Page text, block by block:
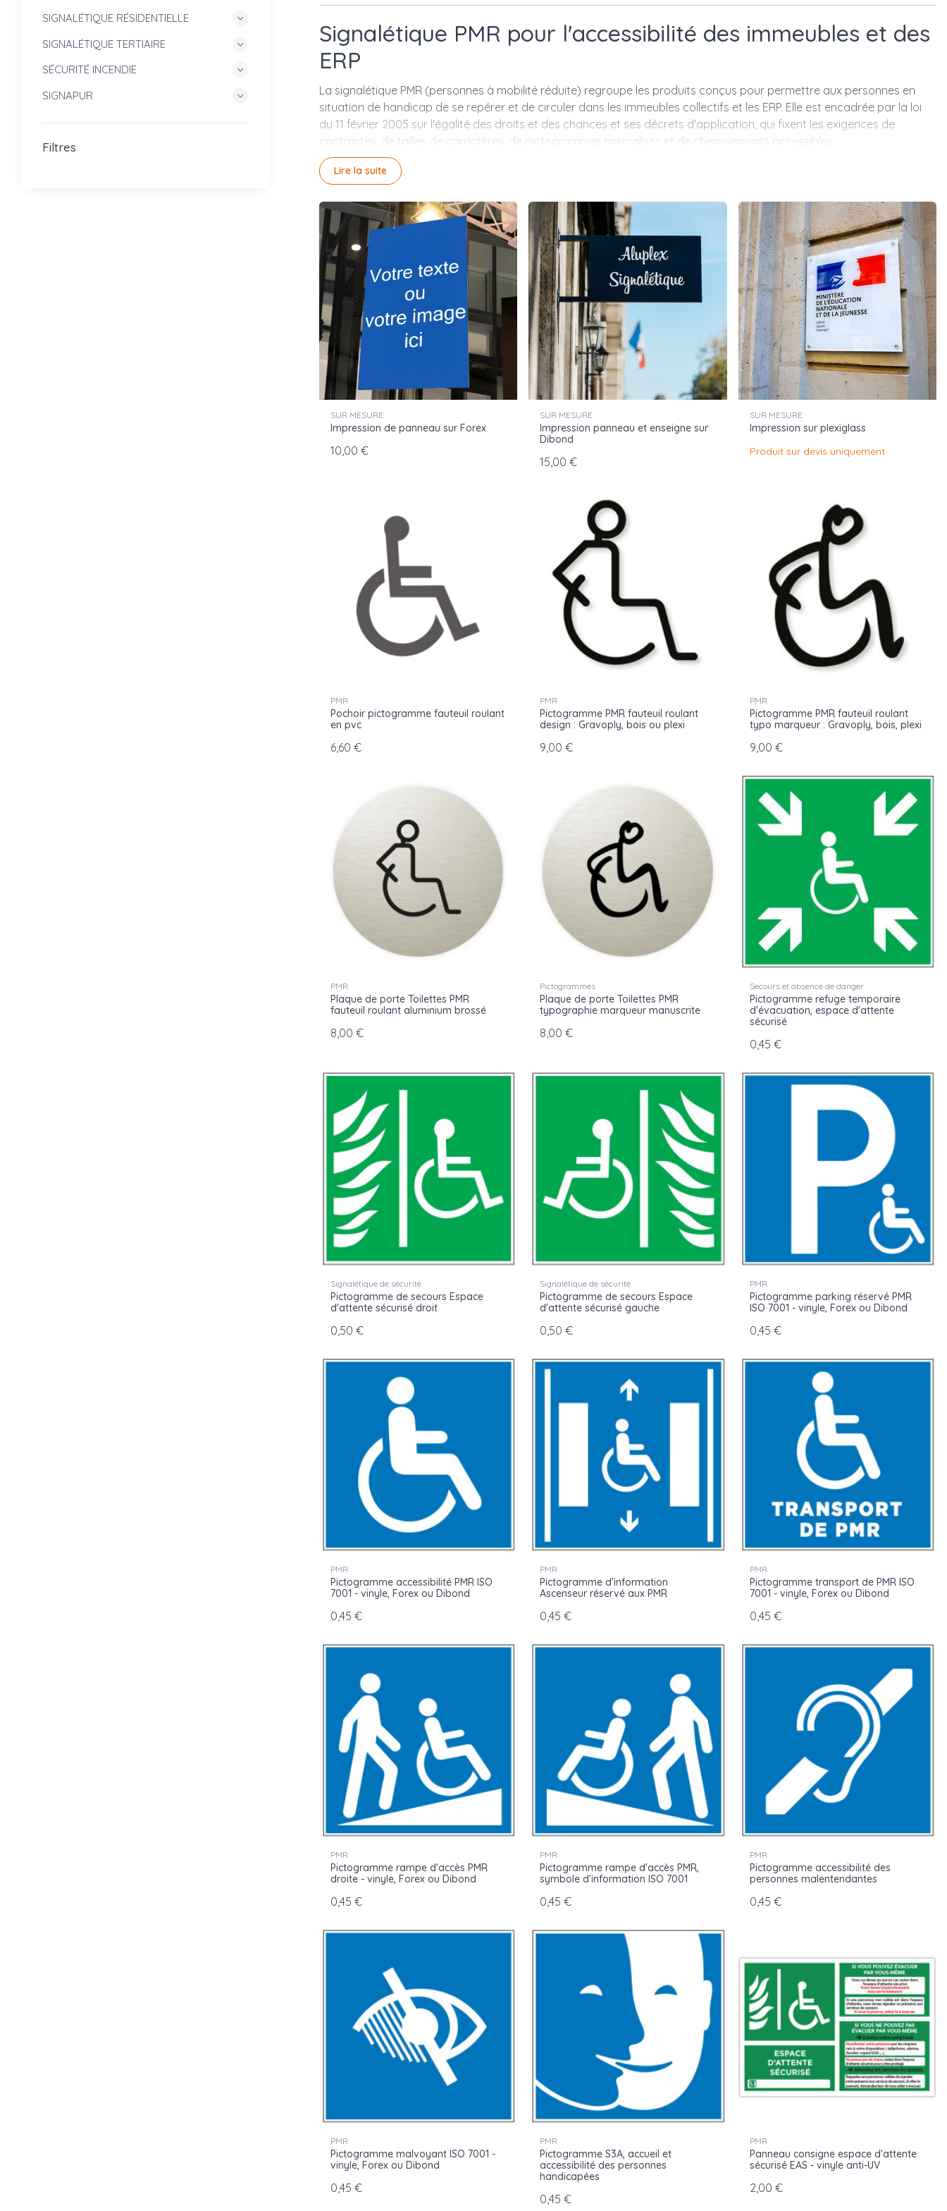
SIGNALÉTIQUE RÉSIDENTIELLE
SIGNALÉTIQUE TERTIAIRE
SÉCURITÉ INCENDIE
SIGNAPUR
Filtres
Signalétique PMR pour l'accessibilité des immeubles et des
ERP
La signalétique PMR (personnes à mobilité réduite) regroupe les produits conçus pour permettre aux personnes en
situation de handicap de se repérer et de circuler dans les immeubles collectifs et les ERP. Elle est encadrée par la loi
du 11 février 2005 sur l'égalité des droits et des chances et ses décrets d'application, qui fixent les exigences de
contrastes, de tailles de caractères, de pictogrammes normalisés et de cheminements accessibles.
La gamme Aluplex couvre les panneaux d'accès handicapé avec le pictogramme normalisé ISO 7001, les plaques
directionnelles en relief, les supports avec braille réalisés sur étude, et les bandes de vigilance podotactiles pour le
guidage et l'alerte au sol. Les supports sont disponibles en aluminium anodisé, PVC ou Dibond selon l'emplacement et
le niveau d'exposition. Pour les ERP soumis à agenda d'accessibilité programmée (Ad'AP), Aluplex peut établir un devis
global couvrant l'ensemble des supports nécessaires à la mise en conformité. La gamme compte 28 références
standards.
Pictogrammes ISO 7001 d'accès handicapé
Plaques en relief, braille sur étude
Bandes podotactiles de guidage et d'alerte
Aluminium anodisé, PVC ou Dibond selon l'emplacement
28 références standards, devis global Ad'AP sur demande
Lire la suite
SUR MESURE
Impression de panneau sur Forex
10,00 €
SUR MESURE
Impression panneau et enseigne sur
Dibond
15,00 €
SUR MESURE
Impression sur plexiglass
Produit sur devis uniquement
PMR
Pochoir pictogramme fauteuil roulant
en pvc
6,60 €
PMR
Pictogramme PMR fauteuil roulant
design : Gravoply, bois ou plexi
9,00 €
PMR
Pictogramme PMR fauteuil roulant
typo marqueur : Gravoply, bois, plexi
9,00 €
PMR
Plaque de porte Toilettes PMR
fauteuil roulant aluminium brossé
8,00 €
Pictogrammes
Plaque de porte Toilettes PMR
typographie marqueur manuscrite
8,00 €
Secours et absence de danger
Pictogramme refuge temporaire
d'évacuation, espace d'attente
sécurisé
0,45 €
Signalétique de sécurité
Pictogramme de secours Espace
d'attente sécurisé droit
0,50 €
Signalétique de sécurité
Pictogramme de secours Espace
d'attente sécurisé gauche
0,50 €
PMR
Pictogramme parking réservé PMR
ISO 7001 - vinyle, Forex ou Dibond
0,45 €
PMR
Pictogramme accessibilité PMR ISO
7001 - vinyle, Forex ou Dibond
0,45 €
PMR
Pictogramme d'information
Ascenseur réservé aux PMR
0,45 €
PMR
Pictogramme transport de PMR ISO
7001 - vinyle, Forex ou Dibond
0,45 €
PMR
Pictogramme rampe d'accès PMR
droite - vinyle, Forex ou Dibond
0,45 €
PMR
Pictogramme rampe d'accès PMR,
symbole d'information ISO 7001
0,45 €
PMR
Pictogramme accessibilité des
personnes malentendantes
0,45 €
PMR
Pictogramme malvoyant ISO 7001 -
vinyle, Forex ou Dibond
0,45 €
PMR
Pictogramme S3A, accueil et
accessibilité des personnes
handicapées
0,45 €
PMR
Panneau consigne espace d'attente
sécurisé EAS - vinyle anti-UV
2,00 €